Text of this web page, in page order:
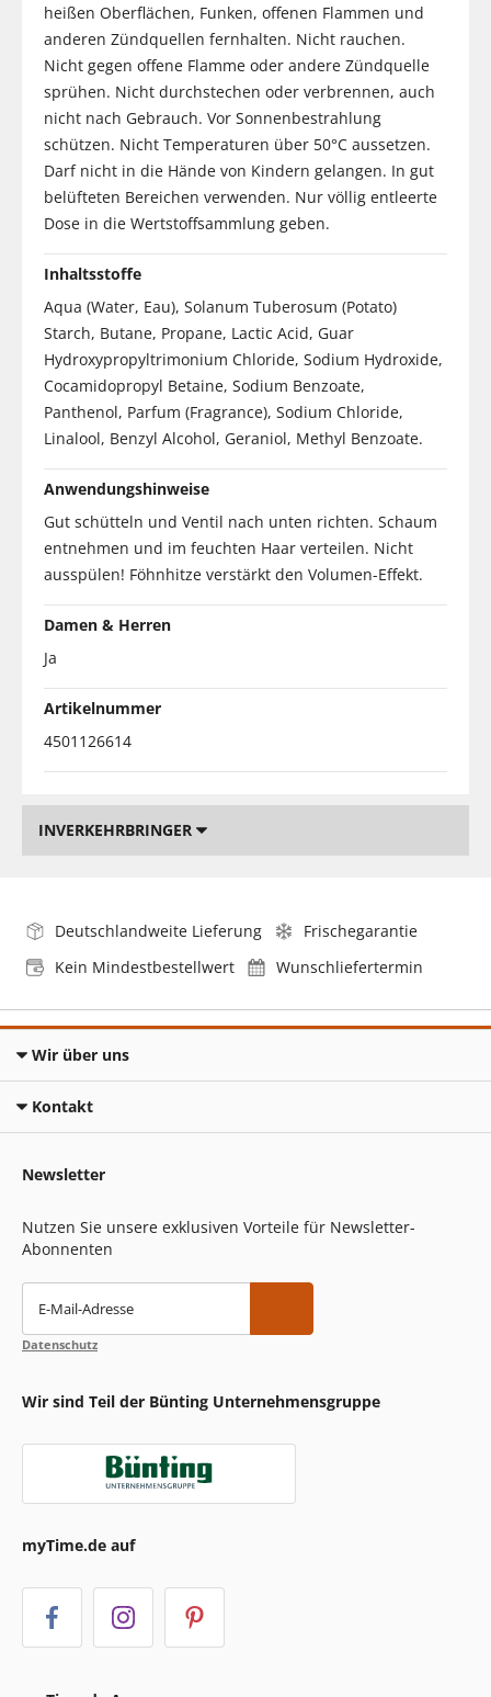
heißen Oberflächen, Funken, offenen Flammen und
anderen Zündquellen fernhalten. Nicht rauchen.
Nicht gegen offene Flamme oder andere Zündquelle
sprühen. Nicht durchstechen oder verbrennen, auch
nicht nach Gebrauch. Vor Sonnenbestrahlung
schützen. Nicht Temperaturen über 50°C aussetzen.
Darf nicht in die Hände von Kindern gelangen. In gut
belüfteten Bereichen verwenden. Nur völlig entleerte
Dose in die Wertstoffsammlung geben.
Inhaltsstoffe
Aqua (Water, Eau), Solanum Tuberosum (Potato)
Starch, Butane, Propane, Lactic Acid, Guar
Hydroxypropyltrimonium Chloride, Sodium Hydroxide,
Cocamidopropyl Betaine, Sodium Benzoate,
Panthenol, Parfum (Fragrance), Sodium Chloride,
Linalool, Benzyl Alcohol, Geraniol, Methyl Benzoate.
Anwendungshinweise
Gut schütteln und Ventil nach unten richten. Schaum
entnehmen und im feuchten Haar verteilen. Nicht
ausspülen! Föhnhitze verstärkt den Volumen-Effekt.
Damen & Herren
Ja
Artikelnummer
4501126614
INVERKEHRBRINGER
Deutschlandweite Lieferung
Frischegarantie
Kein Mindestbestellwert
Wunschliefertermin
Wir über uns
Kontakt
Newsletter
Nutzen Sie unsere exklusiven Vorteile für Newsletter-
Abonnenten
E-Mail-Adresse
Datenschutz
Wir sind Teil der Bünting Unternehmensgruppe
myTime.de auf